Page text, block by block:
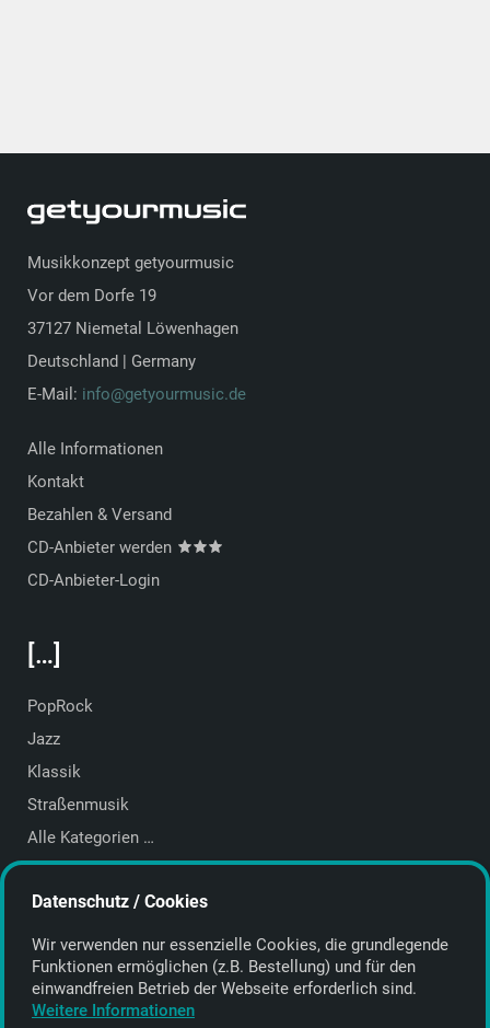
Musikkonzept getyourmusic
Vor dem Dorfe 19
37127 Niemetal Löwenhagen
Deutschland | Germany
E-Mail: info@getyourmusic.de
Alle Informationen
Kontakt
Bezahlen & Versand
CD-Anbieter werden
CD-Anbieter-Login
[…]
PopRock
Jazz
Klassik
Straßenmusik
Alle Kategorien …
Featured Artists
Startseite
Datenschutz / Cookies
Wir verwenden nur essenzielle Cookies, die grund­legende
Funktionen ermöglichen (z.B. Bestellung) und für den
einwand­freien Betrieb der Webseite erforderlich sind.
Weitere Informationen